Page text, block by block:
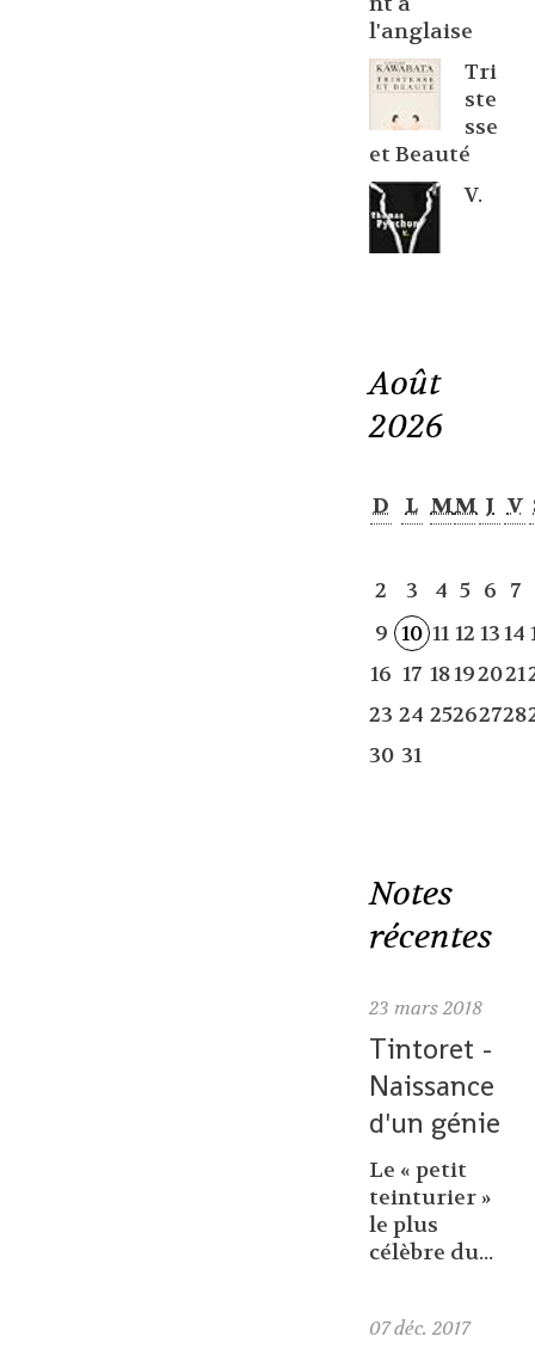
l'anglaise
Tri
ste
sse
et Beauté
V.
Août
2026
D L MM J V
2 3 4 5 6 7
9 10 11 12 1314
16 17 18192021
23 24 25262728
30 31
Notes
récentes
23 mars 2018
Tintoret -
Naissance
d'un génie
Le « petit
teinturier »
le plus
célèbre du...
07 déc. 2017